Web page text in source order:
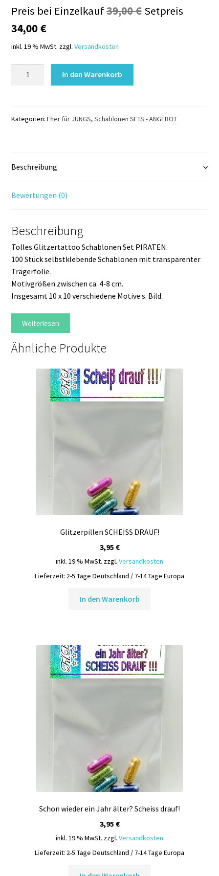
Preis bei Einzelkauf39,00€ Ursprünglicher
Setpreis
34,00 €Aktueller
Preis
ist:
34,00 €.
inkl. 19 % MwSt. zzgl. Versandkosten
Menge
In den Warenkorb
Kategorien: Eher für JUNGS, Schablonen SETS - ANGEBOT
Beschreibung
Bewertungen (0)
Beschreibung
Tolles Glitzertattoo Schablonen Set PIRATEN.
100 Stück selbstklebende Schablonen mit transparenter
Trägerfolie.
Motivgrößen zwischen ca. 4-8 cm.
Insgesamt 10 x 10 verschiedene Motive s. Bild.
Weiterlesen
Ähnliche Produkte
Glitzerpillen SCHEISS DRAUF!
3,95 €
inkl. 19 % MwSt. zzgl. Versandkosten
Lieferzeit: 2-5 Tage Deutschland / 7-14 Tage Europa
In den Warenkorb
Schon wieder ein Jahr älter? Scheiss drauf!
3,95 €
inkl. 19 % MwSt. zzgl. Versandkosten
Lieferzeit: 2-5 Tage Deutschland / 7-14 Tage Europa